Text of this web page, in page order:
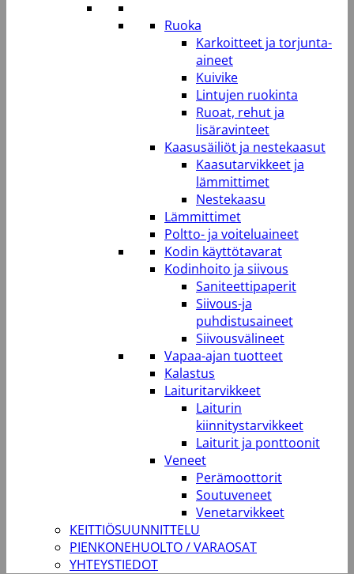
Ruoka
Karkoitteet ja torjunta-
aineet
Kuivike
Lintujen ruokinta
Ruoat, rehut ja
lisäravinteet
Kaasusäiliöt ja nestekaasut
Kaasutarvikkeet ja
lämmittimet
Nestekaasu
Lämmittimet
Poltto- ja voiteluaineet
Kodin käyttötavarat
Kodinhoito ja siivous
Saniteettipaperit
Siivous-ja
puhdistusaineet
Siivousvälineet
Vapaa-ajan tuotteet
Kalastus
Laituritarvikkeet
Laiturin
kiinnitystarvikkeet
Laiturit ja ponttoonit
Veneet
Perämoottorit
Soutuveneet
Venetarvikkeet
KEITTIÖSUUNNITTELU
PIENKONEHUOLTO / VARAOSAT
YHTEYSTIEDOT